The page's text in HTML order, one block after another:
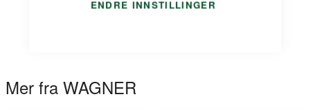
ENDRE INNSTILLINGER
Mer fra WAGNER